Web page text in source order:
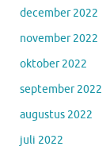
december 2022
november 2022
oktober 2022
september 2022
augustus 2022
juli 2022